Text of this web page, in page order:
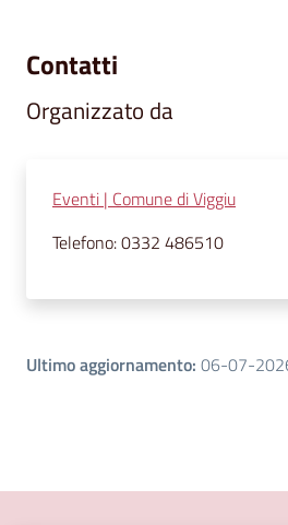
Contatti
Organizzato da
Eventi | Comune di Viggiu
Telefono: 0332 486510
Ultimo aggiornamento: 06-07-